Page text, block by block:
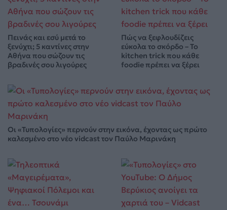
Πεινάς και εσύ μετά το
ξενύχτι; 5 καντίνες στην
Αθήνα που σώζουν τις
βραδινές σου λιγούρες
Πώς να ξεφλουδίζεις
εύκολα το σκόρδο – Το
kitchen trick που κάθε
foodie πρέπει να ξέρει
Οι «Τυπολογίες» περνούν στην εικόνα, έχοντας ως πρώτο
καλεσμένο στο νέο vidcast τον Παύλο Μαρινάκη